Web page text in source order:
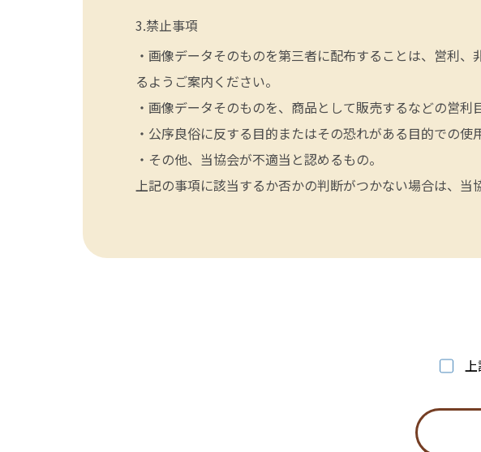
禁止事項
・画像データそのものを第三者に配布することは、営利
るようご案内ください。
・画像データそのものを、商品として販売するなどの営利
・公序良俗に反する目的またはその恐れがある目的での
・その他、当協会が不適当と認めるもの。
上記の事項に該当するか否かの判断がつかない場合は、当
上